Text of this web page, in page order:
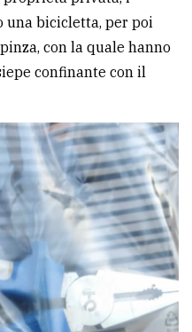
una bicicletta, per poi
con la quale hanno
confinante con il